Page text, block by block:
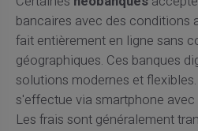
bancaires avec des conditions
fait entièrement en ligne sans
géographiques. Ces banques
solutions modernes et
s'effectue via smartphone
Les frais sont généralement